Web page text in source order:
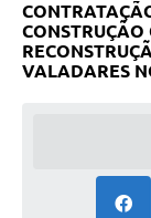
VALADARES